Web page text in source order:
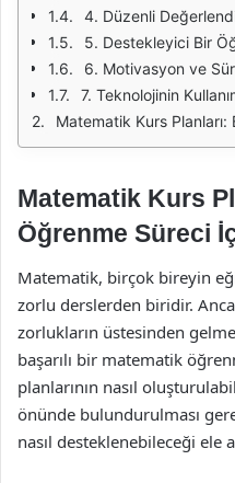
4. Düzenli
5. Destekleyici Bir
6. Motivasyon ve
7. Teknolojinin
Matematik Kurs Planları:
Matematik Kurs
Öğrenme Süreci
Matematik, birçok bireyin
zorlu derslerden biridir.
zorlukların üstesinden
başarılı bir matematik
planlarının nasıl
önünde bulundurulması
nasıl desteklenebileceği ele